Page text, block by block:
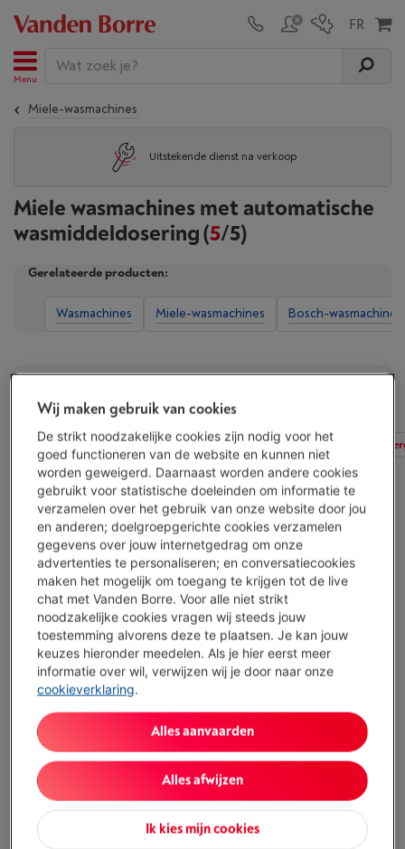
Menu
Miele-wasmachines
Uitstekende dienst na verkoop
Miele wasmachines met automatische
wasmiddeldosering(5/5)
Gerelateerde producten:
Wasmachines Miele-wasmachines Bosch-wasmachines
Alle filters Type Herstelbaarheidsperiode
MIELE W1 - WWG880 WPS PWASH
(5)
Ecocheques
Wascapaciteit: 9 kg
Maximale zwiersnelheid: 1400 tr/min
Geluidsniveau: 72 dB
Beschikbaar-Bekijk voorraad
€ 1.549,00
Koop nu
Vergelijken
Wij maken gebruik van cookies
De strikt noodzakelijke cookies zijn nodig voor het
goed functioneren van de website en kunnen niet
worden geweigerd. Daarnaast worden andere cookies
gebruikt voor statistische doeleinden om informatie te
verzamelen over het gebruik van onze website door jou
en anderen; doelgroepgerichte cookies verzamelen
gegevens over jouw internetgedrag om onze
advertenties te personaliseren; en conversatiecookies
maken het mogelijk om toegang te krijgen tot de live
chat met Vanden Borre. Voor alle niet strikt
noodzakelijke cookies vragen wij steeds jouw
toestemming alvorens deze te plaatsen. Je kan jouw
keuzes hieronder meedelen. Als je hier eerst meer
informatie over wil, verwijzen wij je door naar onze
cookieverklaring.
Ik kies mijn cookies
Alles afwijzen
Alles aanvaarden